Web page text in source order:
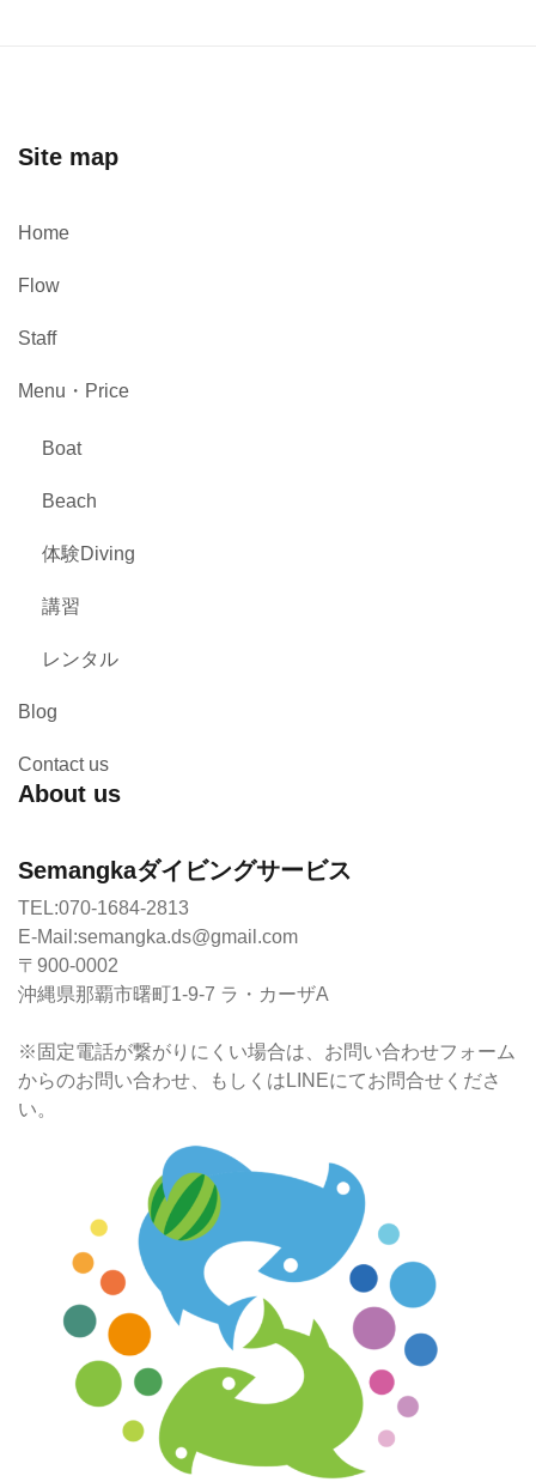
Site map
Home
Flow
Staff
Menu・Price
Boat
Beach
体験Diving
講習
レンタル
Blog
Contact us
About us
Semangkaダイビングサービス
TEL:070-1684-2813
E-Mail:semangka.ds@gmail.com
〒900-0002
沖縄県那覇市曙町1-9-7 ラ・カーザA
※固定電話が繋がりにくい場合は、お問い合わせフォーム
からのお問い合わせ、もしくはLINEにてお問合せくださ
い。